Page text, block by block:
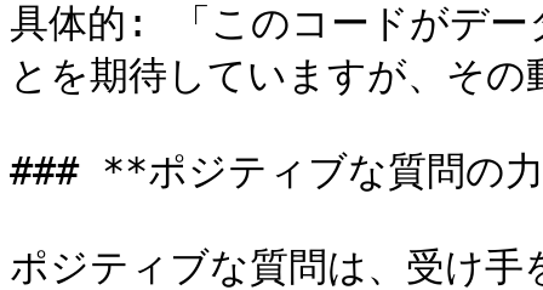
具体的: 「このコードがデー
とを期待していますが、そ
### **ポジティブな質問の
ポジティブな質問は、受け